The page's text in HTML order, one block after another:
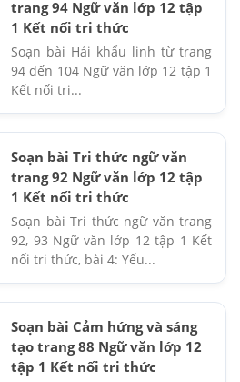
trang 94 Ngữ văn lớp 12 tập
1 Kết nối tri thức
Soạn bài Hải khẩu linh từ trang
94 đến 104 Ngữ văn lớp 12 tập 1
Kết nối tri...
Soạn bài Tri thức ngữ văn
trang 92 Ngữ văn lớp 12 tập
1 Kết nối tri thức
Soạn bài Tri thức ngữ văn trang
92, 93 Ngữ văn lớp 12 tập 1 Kết
nối tri thức, bài 4: Yếu...
Soạn bài Cảm hứng và sáng
tạo trang 88 Ngữ văn lớp 12
tập 1 Kết nối tri thức